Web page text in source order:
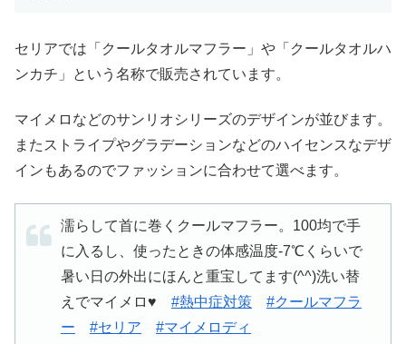
セリアでは「クールタオルマフラー」や「クールタオルハ
ンカチ」という名称で販売されています。
マイメロなどのサンリオシリーズのデザインが並びます。
またストライプやグラデーションなどのハイセンスなデザ
インもあるのでファッションに合わせて選べます。
濡らして首に巻くクールマフラー。100均で手
に入るし、使ったときの体感温度-7℃くらいで
暑い日の外出にほんと重宝してます(^^)洗い替
えでマイメロ♥ #熱中症対策
#クールマフラ
ー
#セリア
#マイメロディ